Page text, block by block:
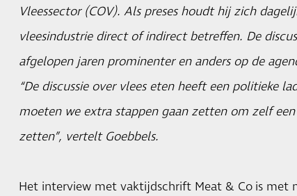
Vleessector (COV). Als preses houdt hij zich
vleesindustrie direct of indirect betreffen. De
afgelopen jaren prominenter en anders op de
“De discussie over vlees eten heeft een politieke
moeten we extra stappen gaan zetten om zelf
zetten”, vertelt Goebbels.
Het interview met vaktijdschrift Meat & Co is met